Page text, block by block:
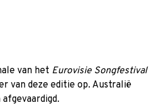
van het Eurovisie Songfestival
van deze editie op. Australië